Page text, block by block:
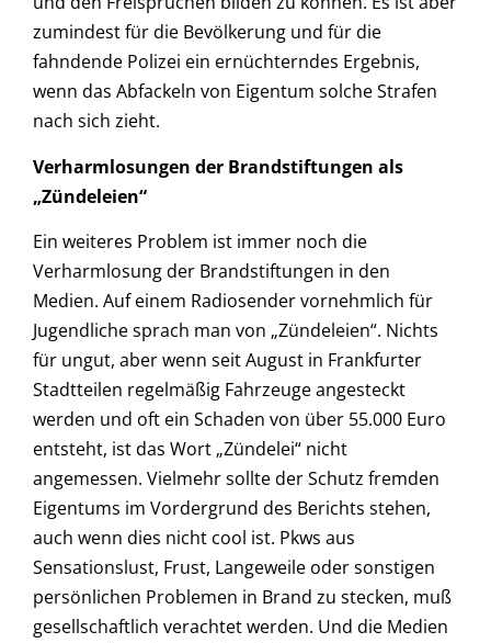
zumindest für die Bevölkerung und für die
fahndende Polizei ein ernüchterndes Ergebnis,
wenn das Abfackeln von Eigentum solche Strafen
nach sich zieht.
Verharmlosungen der Brandstiftungen als
„Zündeleien“
Ein weiteres Problem ist immer noch die
Verharmlosung der Brandstiftungen in den
Medien. Auf einem Radiosender vornehmlich für
Jugendliche sprach man von „Zündeleien“. Nichts
für ungut, aber wenn seit August in Frankfurter
Stadtteilen regelmäßig Fahrzeuge angesteckt
werden und oft ein Schaden von über 55.000 Euro
entsteht, ist das Wort „Zündelei“ nicht
angemessen. Vielmehr sollte der Schutz fremden
Eigentums im Vordergrund des Berichts stehen,
auch wenn dies nicht cool ist. Pkws aus
Sensationslust, Frust, Langeweile oder sonstigen
persönlichen Problemen in Brand zu stecken, muß
gesellschaftlich verachtet werden. Und die Medien